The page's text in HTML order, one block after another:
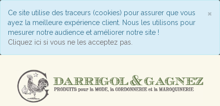
×
Ce site utilise des traceurs (cookies) pour assurer que vous
ayez la meilleure expérience client. Nous les utilisons pour
mesurer notre audience et améliorer notre site !
Cliquez ici si vous ne les acceptez pas.